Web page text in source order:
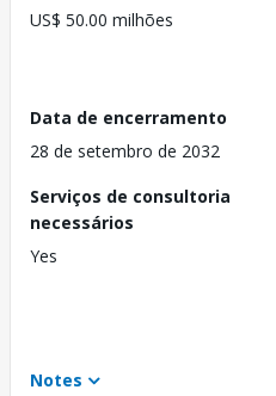
US$ 50.00 milhões
Data de encerramento
28 de setembro de 2032
Serviços de consultoria
necessários
Yes
Notes